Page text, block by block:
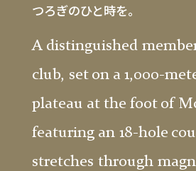
つろぎのひと時を。
A distinguished
club, set on a 1,000-
plateau at the foot of
featuring an 18-hole
stretches through